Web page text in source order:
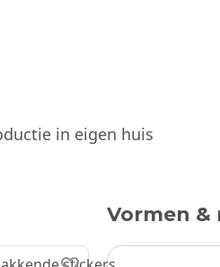
in eigen huis
Vormen &